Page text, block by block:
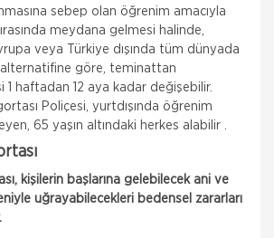
sebep olan öğrenim amacıyla
meydana gelmesi halinde,
veya Türkiye dışında tüm dünyada
alternatifine göre, teminattan
1 haftadan 12 aya kadar değişebilir.
Poliçesi, yurtdışında öğrenim
65 yaşın altındaki herkes alabilir .
kişilerin başlarına gelebilecek ani ve
uğrayabilecekleri bedensel zararları